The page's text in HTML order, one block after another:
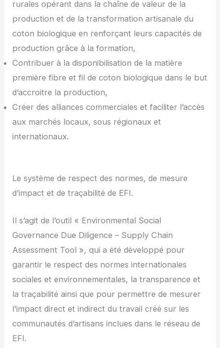
rurales opérant dans la chaîne de valeur de la
production et de la transformation artisanale du
coton biologique en renforçant leurs capacités de
production grâce à la formation,
Contribuer à la disponibilisation de la matière
première fibre et fil de coton biologique dans le but
d’accroitre la production,
Créer des alliances commerciales et faciliter l’accès
aux marchés locaux, sous régionaux et
internationaux.
Le système de respect des normes, de mesure
d’impact et de traçabilité de EFI.
Il s’agit de l’outil « Environmental Social
Governance Due Diligence – Supply Chain
Assessment Tool », qui a été développé pour
garantir le respect des normes internationales
sociales et environnementales, la transparence et
la traçabilité ainsi que pour permettre de mesurer
l’impact direct et indirect du travail créé sur les
communautés d’artisans inclues dans le réseau de
EFI.